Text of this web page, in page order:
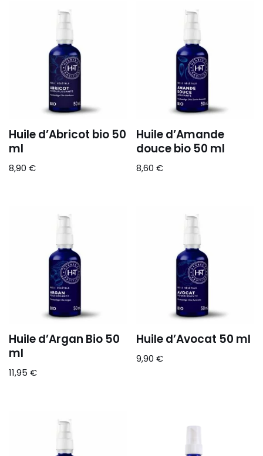
Huile d’Abricot bio 50
ml
8,90 €
Huile d’Amande
douce bio 50 ml
8,60€
Huile d’Argan Bio 50
ml
11,95 €
Huile d’Avocat 50 ml
9,90€